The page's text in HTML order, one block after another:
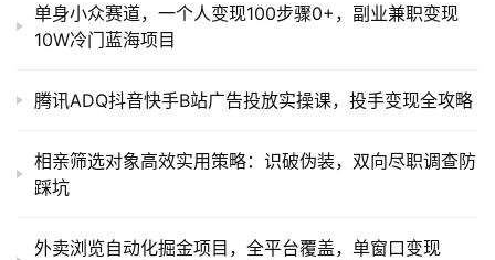
单身小众赛道，一个人变现100步骤0+，副业兼职变现
10W冷门蓝海项目
腾讯ADQ抖音快手B站广告投放实操课，投手变现全攻略
相亲筛选对象高效实用策略：识破伪装，双向尽职调查防
踩坑
外卖浏览自动化掘金项目，全平台覆盖，单窗口变现